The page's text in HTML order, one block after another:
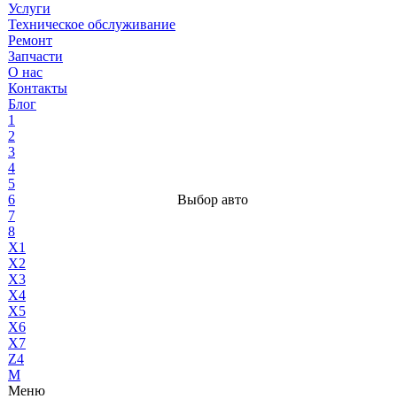
Услуги
Техническое обслуживание
Ремонт
Запчасти
О нас
Контакты
Блог
1
2
3
4
5
6
7
8
X1
X2
X3
X4
X5
X6
X7
Z4
М
Меню
Выбор авто